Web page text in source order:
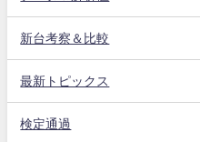
新台考察＆比較
最新トピックス
検定通過